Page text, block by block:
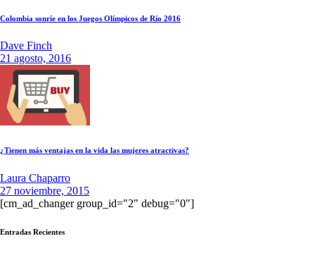
Colombia sonríe en los Juegos Olímpicos de Río 2016
Dave Finch
21 agosto, 2016
¿Tienen más ventajas en la vida las mujeres atractivas?
Laura Chaparro
27 noviembre, 2015
[cm_ad_changer group_id="2" debug="0"]
Entradas Recientes